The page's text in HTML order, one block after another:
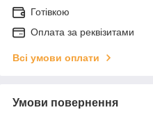
Готівкою
Оплата за реквізитами
Всі умови оплати
Умови повернення